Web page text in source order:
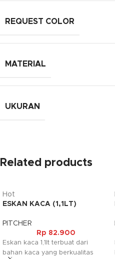
REQUEST COLOR
MATERIAL
UKURAN
Related products
Hot
ESKAN KACA (1,1LT)
PITCHER
Rp 82.900
Eskan kaca 1,1lt terbuat dari
bahan kaca yang berkualitas